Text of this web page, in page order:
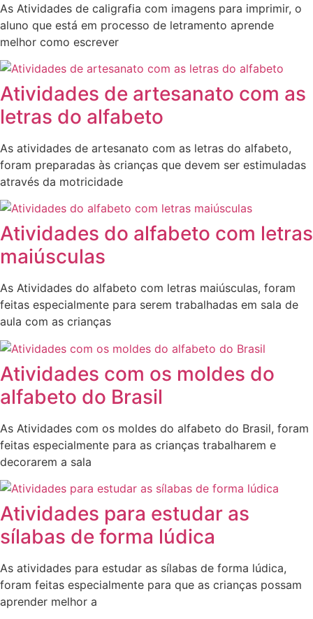
As Atividades de caligrafia com imagens para imprimir, o
aluno que está em processo de letramento aprende
melhor como escrever
Atividades de artesanato com as
letras do alfabeto
As atividades de artesanato com as letras do alfabeto,
foram preparadas às crianças que devem ser estimuladas
através da motricidade
Atividades do alfabeto com letras
maiúsculas
As Atividades do alfabeto com letras maiúsculas, foram
feitas especialmente para serem trabalhadas em sala de
aula com as crianças
Atividades com os moldes do
alfabeto do Brasil
As Atividades com os moldes do alfabeto do Brasil, foram
feitas especialmente para as crianças trabalharem e
decorarem a sala
Atividades para estudar as
sílabas de forma lúdica
As atividades para estudar as sílabas de forma lúdica,
foram feitas especialmente para que as crianças possam
aprender melhor a